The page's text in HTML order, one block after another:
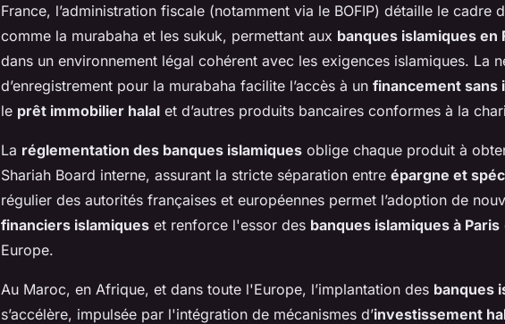
France, l’administration fiscale (notamment via le BOFIP) détaille le cadre
comme la murabaha et les sukuk, permettant aux banques islamiques en
dans un environnement légal cohérent avec les exigences islamiques. La
d’enregistrement pour la murabaha facilite l’accès à un financement sans
le prêt immobilier halal et d’autres produits bancaires conformes à la
La réglementation des banques islamiques oblige chaque produit à
Shariah Board interne, assurant la stricte séparation entre épargne et
régulier des autorités françaises et européennes permet l’adoption de
financiers islamiques et renforce l'essor des banques islamiques à Paris
Europe.
Au Maroc, en Afrique, et dans toute l'Europe, l’implantation des banques
s’accélère, impulsée par l'intégration de mécanismes d’investissement